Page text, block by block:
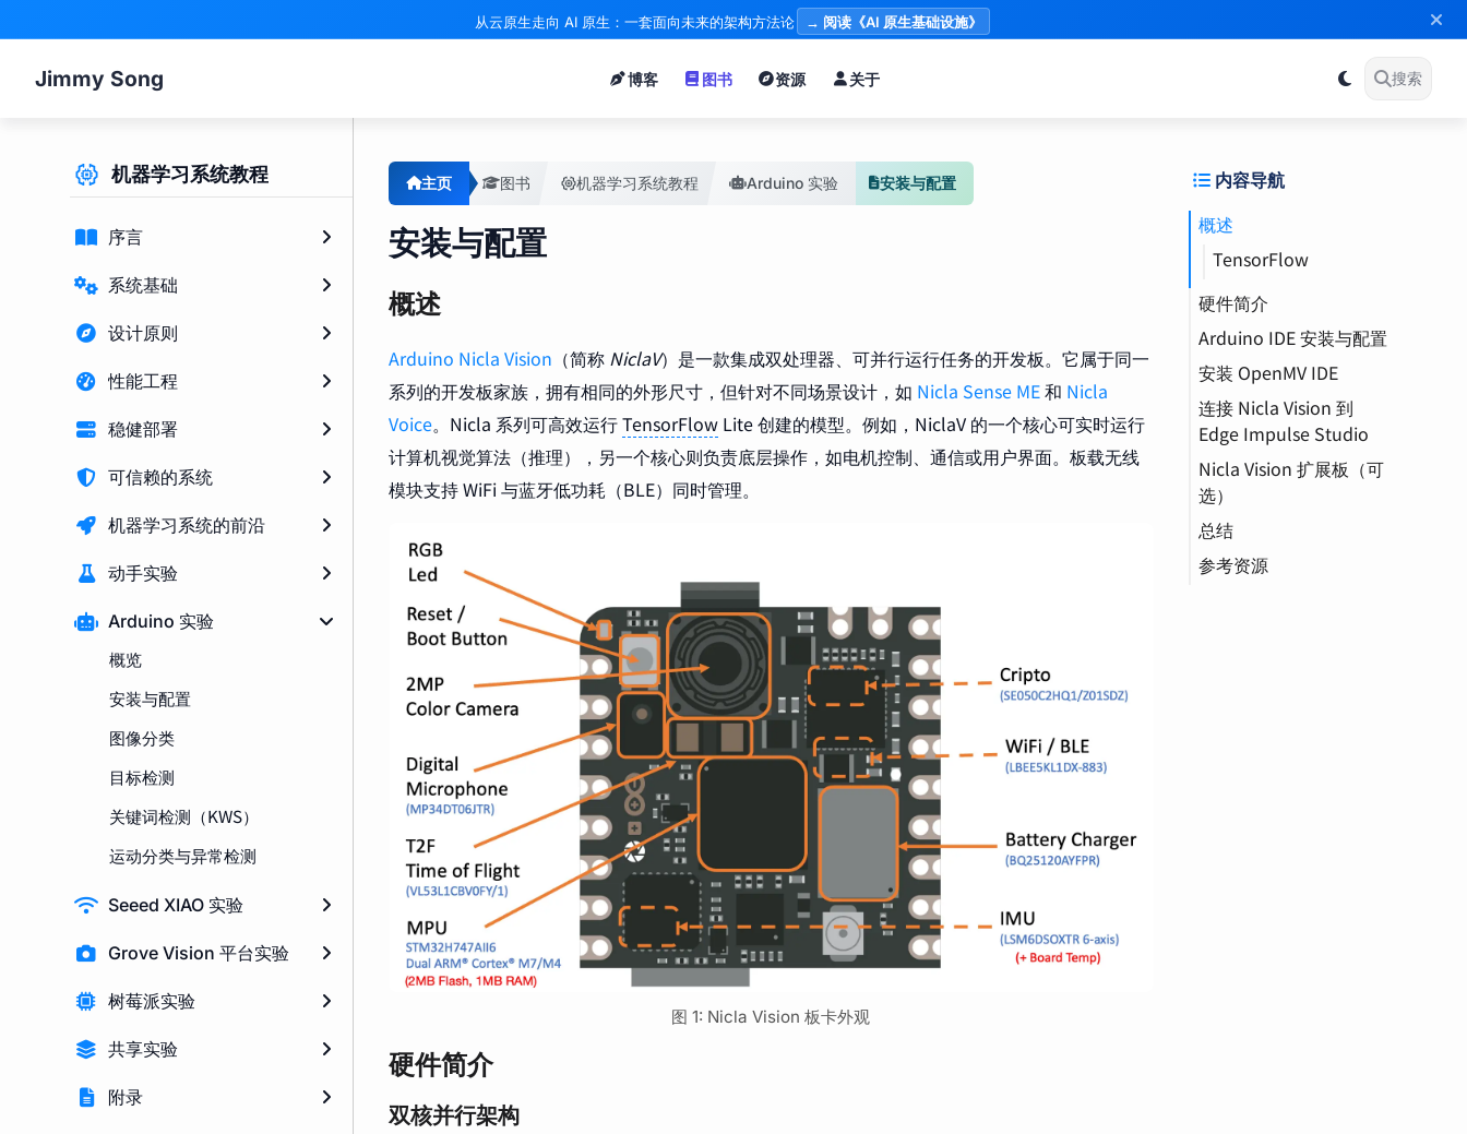
从云原生走向 AI 原生：一套面向未来的架构方法论 → 阅读《AI 原生基础设施》
Jimmy Song 博客 图书 资源 关于 搜索
机器学习系统教程
序言
系统基础
设计原则
性能工程
稳健部署
可信赖的系统
机器学习系统的前沿
动手实验
Arduino 实验
概览
安装与配置
图像分类
目标检测
关键词检测（KWS）
运动分类与异常检测
Seeed XIAO 实验
Grove Vision 平台实验
树莓派实验
共享实验
附录
主页 图书 机器学习系统教程 Arduino 实验 安装与配置
安装与配置
概述
Arduino Nicla Vision （简称 NiclaV）是一款集成双处理器、可并行运行任务的开发板。它属于同一
系列的开发板家族，拥有相同的外形尺寸，但针对不同场景设计，如 Nicla Sense ME和 Nicla
Voice。Nicla 系列可高效运行TensorFlow Lite 创建的模型。例如，NiclaV 的一个核心可实时运行
计算机视觉算法（推理），另一个核心则负责底层操作，如电机控制、通信或用户界面。板载无线
模块支持 WiFi 与蓝牙低功耗（BLE）同时管理。
图 1: Nicla Vision 板卡外观
硬件简介
双核并行架构
内容导航
概述
TensorFlow
硬件简介
双核并行架构
存储与内存
嵌入（Embedding）
板载传感器
Arduino IDE 安装与配置
测试麦克风
测试 IMU
测试 ToF 距离传感器
测试摄像头
安装 OpenMV IDE
升级 Bootloader
安装固件
测试摄像头
连接 Nicla Vision 到
Edge Impulse Studio
CLI（命令行界面）
Nicla Vision 扩展板（可
选）
总结
参考资源